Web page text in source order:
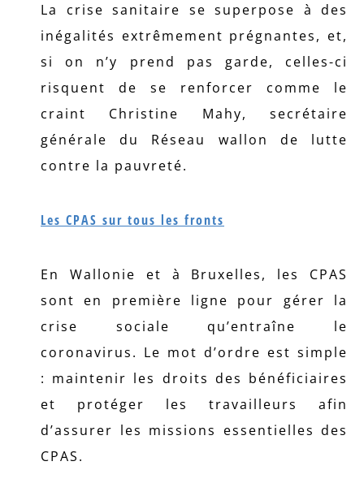
La crise sanitaire se superpose à des
inégalités extrêmement prégnantes, et,
si on n’y prend pas garde, celles-ci
risquent de se renforcer comme le
craint Christine Mahy, secrétaire
générale du Réseau wallon de lutte
contre la pauvreté.
Les CPAS sur tous les fronts
En Wallonie et à Bruxelles, les CPAS
sont en première ligne pour gérer la
crise sociale qu’entraîne le
coronavirus. Le mot d’ordre est simple
: maintenir les droits des bénéficiaires
et protéger les travailleurs afin
d’assurer les missions essentielles des
CPAS.